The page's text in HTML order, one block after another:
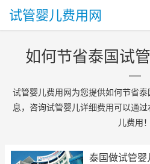
试管婴儿费用网
如何节省泰国试
试管婴儿费用网为您提供如何节省
息，咨询试管婴儿详细费用可以通
儿费用！
泰国做试管